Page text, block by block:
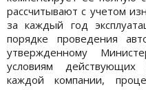
рассчитывают с учетом
за каждый год
порядке проведения
утвержденному
условиям действующих
каждой компании,